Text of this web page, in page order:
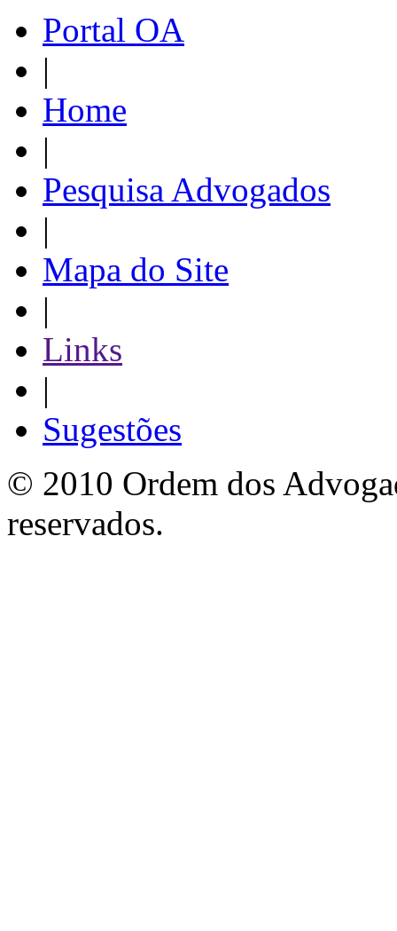
Portal OA
|
Home
|
Pesquisa Advogados
|
Mapa do Site
|
Links
|
Sugestões
© 2010 Ordem dos
reservados.